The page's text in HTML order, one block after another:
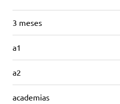
3 meses
a1
a2
academias